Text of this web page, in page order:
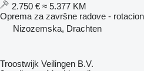
2.750 € ≈ 5.377 KM
Oprema za završne radove -
Nizozemska, Drachten
Troostwijk Veilingen B.V.